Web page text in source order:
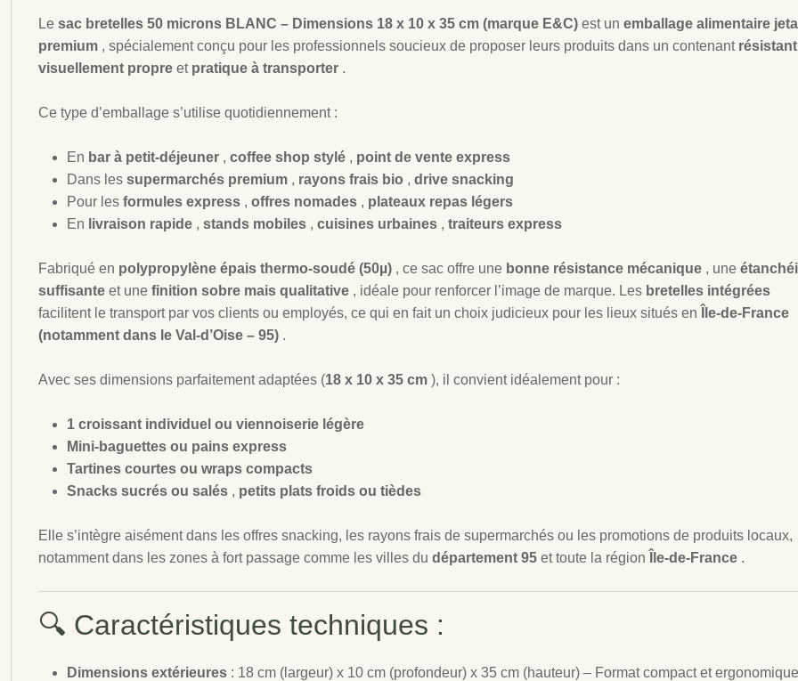
Le sac bretelles 50 microns BLANC – Dimensions 18 x 10 x 35 cm (marque E&C) est un emballage alimentaire
premium , spécialement conçu pour les professionnels soucieux de proposer leurs produits dans un contenant
visuellement propre et pratique à transporter .
Ce type d’emballage s’utilise quotidiennement :
En bar à petit-déjeuner , coffee shop stylé , point de vente express
Dans les supermarchés premium , rayons frais bio , drive snacking
Pour les formules express , offres nomades , plateaux repas légers
En livraison rapide , stands mobiles , cuisines urbaines , traiteurs express
Fabriqué en polypropylène épais thermo-soudé (50µ) , ce sac offre une bonne résistance mécanique , une
suffisante et une finition sobre mais qualitative , idéale pour renforcer l’image de marque. Les bretelles intégrées
facilitent le transport par vos clients ou employés, ce qui en fait un choix judicieux pour les lieux situés en
Île-de-France
(notamment dans le Val-d’Oise – 95) .
Avec ses dimensions parfaitement adaptées (18 x 10 x 35 cm ), il convient idéalement pour :
1 croissant individuel ou viennoiserie légère
Mini-baguettes ou pains express
Tartines courtes ou wraps compacts
Snacks sucrés ou salés , petits plats froids ou tièdes
Elle s’intègre aisément dans les offres snacking, les rayons frais de supermarchés ou les promotions de produits locaux,
notamment dans les zones à fort passage comme les villes du département 95 et toute la région Île-de-France .
🔍 Caractéristiques techniques :
Dimensions extérieures : 18 cm (largeur) x 10 cm (profondeur) x 35 cm (hauteur) – Format compact et ergonomique